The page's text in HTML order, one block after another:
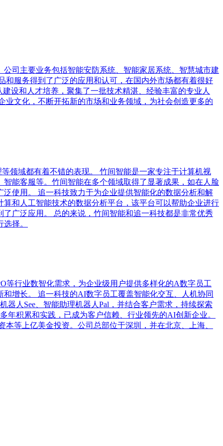
司主要业务包括智能安防系统、智能家居系统、智慧城市建
服务得到了广泛的应用和认可，在国内外市场都有着很好
设和人才培养，聚集了一批技术精湛、经验丰富的专业人
文化，不断开拓新的市场和业务领域，为社会创造更多的
领域都有着不错的表现。 竹间智能是一家专注于计算机视
能客服等。竹间智能在多个领域取得了显著成果，如在人脸
使用。 追一科技致力于为企业提供智能化的数据分析和解
和人工智能技术的数据分析平台，该平台可以帮助企业进行
广泛应用。 总的来说，竹间智能和追一科技都是非常优秀
择。
等行业数智化需求，为企业级用户提供多样化的A数字员工
增长。 追一科技的AI数字员工覆盖智能化交互、人机协同
器人See、智能助理机器人Pal，并结合客户需求，持续探索
积累和实践，已成为客户信赖、行业领先的AI创新企业。
等上亿美金投资。公司总部位于深圳，并在北京、上海、